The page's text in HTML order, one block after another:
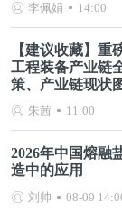
李佩娟 14:00
【建议收藏】重
工程装备产业链
策、产业链现状
局、产业链发展
朱茜 11:00
2026年中国熔融
造中的应用
刘帅 08-09